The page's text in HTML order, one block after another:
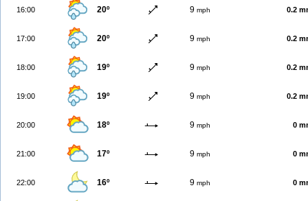
16:00 20º 9 mph 0.2
17:00 20º 9 mph 0.2
18:00 19º 9 mph 0.2
19:00 19º 9 mph 0.2
20:00 18º 9 mph 0
21:00 17º 9 mph 0
22:00 16º 9 mph 0